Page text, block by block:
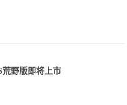
野版即将上市